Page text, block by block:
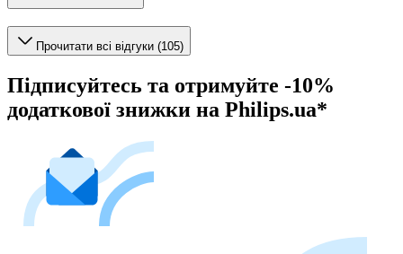
Прочитати всі відгуки (105)
Підписуйтесь та отримуйте -10%
додаткової знижки на Philips.ua*